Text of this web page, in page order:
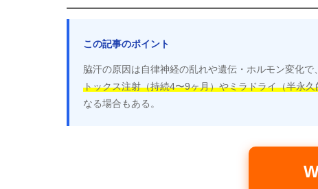
この記事のポイント
脇汗の原因は自律神経の乱れや遺伝・ホルモン変化
トックス注射（持続4〜9ヶ月）やミラドライ（半永久
なる場合もある。